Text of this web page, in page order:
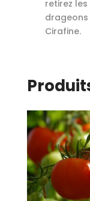
retirez
Cirafine.